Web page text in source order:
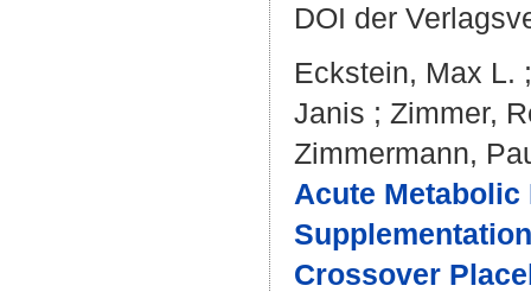
DOI der
Eckstein, Max L.
Janis ; Zimmer,
Zimmermann,
Acute Metabolic
Crossover